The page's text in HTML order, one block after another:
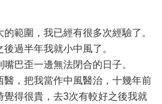
範圍，我已經有很多次經驗了。
過半年我就小中風了。
巴歪一邊無法閉合的日子。
醫，把我當作中風醫治，十幾年前
覺得很貴，去3次有較好之後我就